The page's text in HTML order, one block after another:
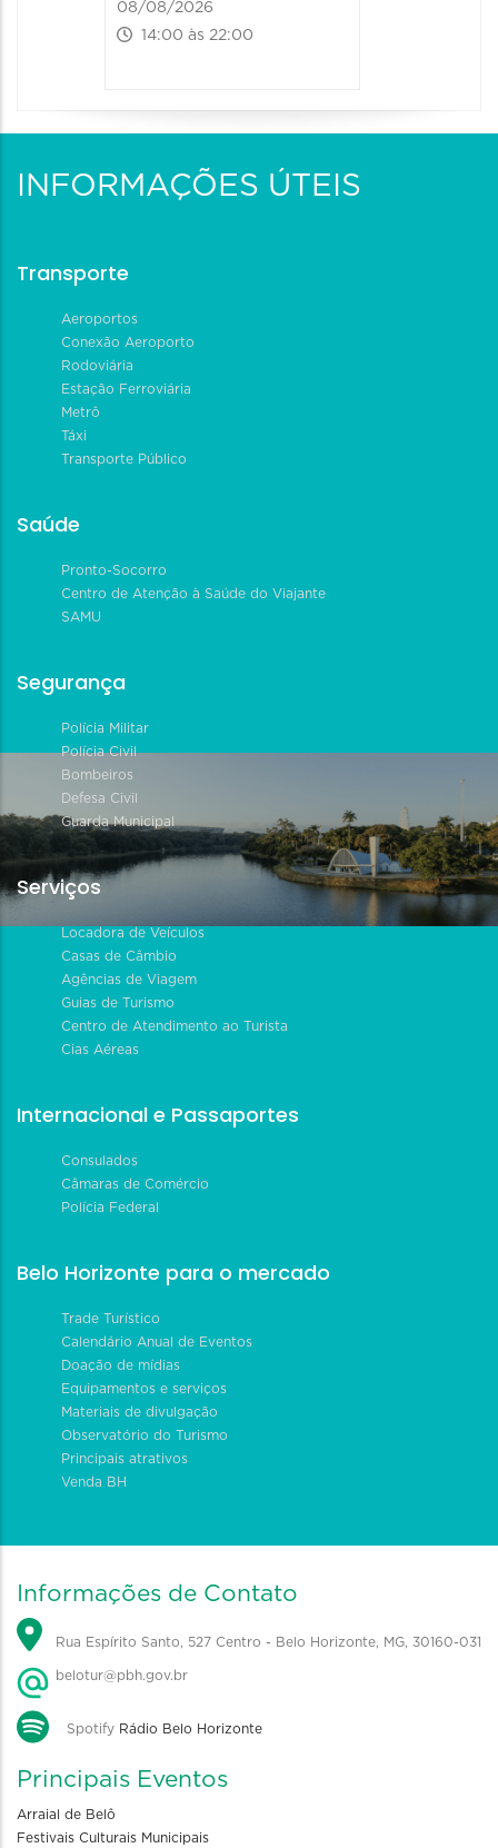
08/08/2026
14:00 às 22:00
INFORMAÇÕES ÚTEIS
Transporte
Aeroportos
Conexão Aeroporto
Rodoviária
Estação Ferroviária
Metrô
Táxi
Transporte Público
Saúde
Pronto-Socorro
Centro de Atenção à Saúde do Viajante
SAMU
Segurança
Polícia Militar
Polícia Civil
Bombeiros
Defesa Civil
Guarda Municipal
Serviços
Locadora de Veículos
Casas de Câmbio
Agências de Viagem
Guias de Turismo
Centro de Atendimento ao Turista
Cias Aéreas
Internacional e Passaportes
Consulados
Câmaras de Comércio
Polícia Federal
Belo Horizonte para o mercado
Trade Turístico
Calendário Anual de Eventos
Doação de mídias
Equipamentos e serviços
Materiais de divulgação
Observatório do Turismo
Principais atrativos
Venda BH
Informações de Contato
Rua Espírito Santo, 527 Centro - Belo Horizonte, MG, 30160-031
belotur@pbh.gov.br
Spotify Rádio Belo Horizonte
Principais Eventos
Arraial de Belô
Festivais Culturais Municipais